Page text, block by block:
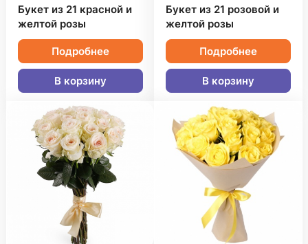
Букет из 21 красной и
желтой розы
Подробнее
В корзину
Букет из 21 розовой и
желтой розы
Подробнее
В корзину